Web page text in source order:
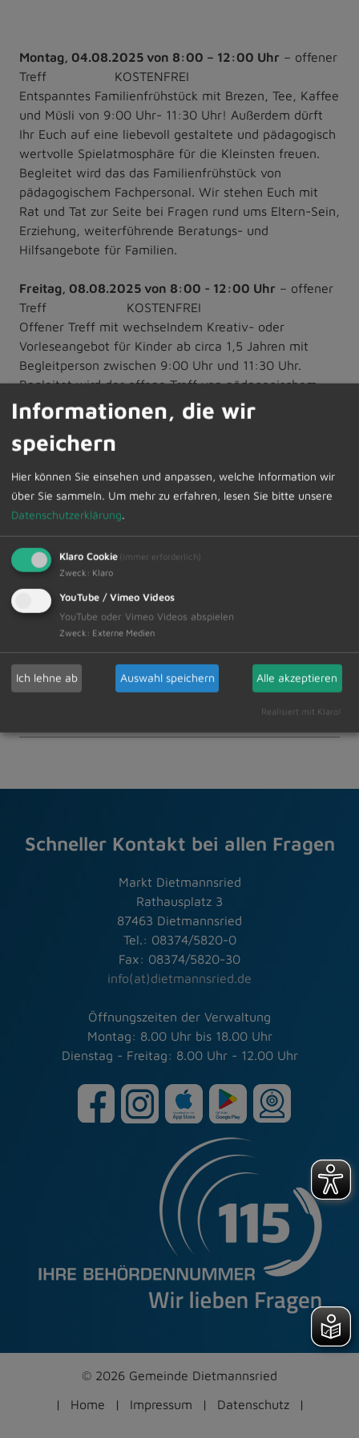
Montag, 04.08.2025 von 8:00 – 12:00 Uhr – offener
Treff KOSTENFREI
Entspanntes Familienfrühstück mit Brezen, Tee, Kaffee
und Müsli von 9:00 Uhr- 11:30 Uhr! Außerdem dürft
Ihr Euch auf eine liebevoll gestaltete und pädagogisch
wertvolle Spielatmosphäre für die Kleinsten freuen.
Begleitet wird das das Familienfrühstück von
pädagogischem Fachpersonal. Wir stehen Euch mit
Rat und Tat zur Seite bei Fragen rund ums Eltern-Sein,
Erziehung, weiterführende Beratungs- und
Hilfsangebote für Familien.
Freitag, 08.08.2025 von 8:00 - 12:00 Uhr – offener
Treff KOSTENFREI
Offener Treff mit wechselndem Kreativ- oder
Vorleseangebot für Kinder ab circa 1,5 Jahren mit
Begleitperson zwischen 9:00 Uhr und 11:30 Uhr.
Begleitet wird der offene Treff von pädagogischem
Fachpersonal. Wir stehen Euch mit Rat und Tat zur
Seite bei Fragen rund ums Eltern-Sein, Erziehung,
weiterführende Beratungs- und Hilfsangebote für
Außerdem machen wir beimFerienprogrammder
Gemeinde Dietmannsried mit!
01.08.2025
Amtliche Bekanntmachungen Veranstaltungstermine
Schneller Kontakt bei allen Fragen
Markt Dietmannsried
Rathausplatz 3
87463 Dietmannsried
Tel.: 08374/5820-0
Fax: 08374/5820-30
info(at)dietmannsried.de
Öffnungszeiten der Verwaltung
Montag: 8.00 Uhr bis 18.00 Uhr
Dienstag - Freitag: 8.00 Uhr - 12.00 Uhr
© 2026 Gemeinde Dietmannsried
Home
Impressum Datenschutz
Informationen, die wir
speichern
Hier können Sie einsehen und anpassen, welche Information wir
über Sie sammeln. Um mehr zu erfahren, lesen Sie bitte unsere
Datenschutzerklärung.
Klaro Cookie (immer erforderlich)
Zweck : Klaro
YouTube / Vimeo Videos
YouTube oder Vimeo Videos abspielen
Zweck : Externe Medien
Ich lehne ab Auswahl speichern Alle akzeptieren
Realisiert mit Klaro!